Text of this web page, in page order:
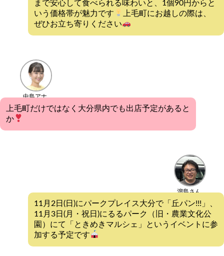
まで安心して食べられる味わいと、1個90円からと
いう価格帯が魅力です
上毛町にお越しの際は、
ぜひお立ち寄りください
中島アナ
上毛町だけではなく大分県内でも出店予定があると
か
溜島さん
11月2日(日)にパークプレイス大分で「丘パン!!!」、
11月3日(月・祝日)にるるパーク（旧・農業文化公
園）にて「ときめきマルシェ」というイベントに参
加する予定です